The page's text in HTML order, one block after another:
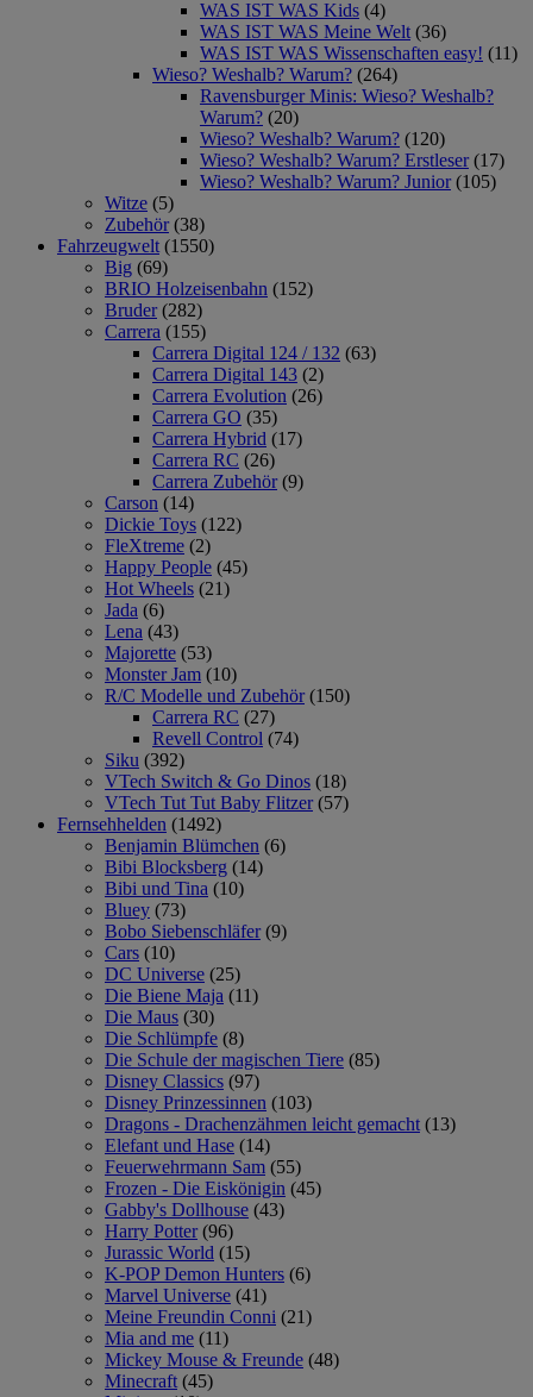
WAS IST WAS Kids (4)
WAS IST WAS Meine Welt (36)
WAS IST WAS Wissenschaften easy! (11)
Wieso? Weshalb? Warum? (264)
Ravensburger Minis: Wieso? Weshalb?
Warum? (20)
Wieso? Weshalb? Warum? (120)
Wieso? Weshalb? Warum? Erstleser (17)
Wieso? Weshalb? Warum? Junior (105)
Witze (5)
Zubehör (38)
Fahrzeugwelt (1550)
Big (69)
BRIO Holzeisenbahn (152)
Bruder (282)
Carrera (155)
Carrera Digital 124 / 132 (63)
Carrera Digital 143 (2)
Carrera Evolution (26)
Carrera GO (35)
Carrera Hybrid (17)
Carrera RC (26)
Carrera Zubehör (9)
Carson (14)
Dickie Toys (122)
FleXtreme (2)
Happy People (45)
Hot Wheels (21)
Jada (6)
Lena (43)
Majorette (53)
Monster Jam (10)
R/C Modelle und Zubehör (150)
Carrera RC (27)
Revell Control (74)
Siku (392)
VTech Switch & Go Dinos (18)
VTech Tut Tut Baby Flitzer (57)
Fernsehhelden (1492)
Benjamin Blümchen (6)
Bibi Blocksberg (14)
Bibi und Tina (10)
Bluey (73)
Bobo Siebenschläfer (9)
Cars (10)
DC Universe (25)
Die Biene Maja (11)
Die Maus (30)
Die Schlümpfe (8)
Die Schule der magischen Tiere (85)
Disney Classics (97)
Disney Prinzessinnen (103)
Dragons - Drachenzähmen leicht gemacht (13)
Elefant und Hase (14)
Feuerwehrmann Sam (55)
Frozen - Die Eiskönigin (45)
Gabby's Dollhouse (43)
Harry Potter (96)
Jurassic World (15)
K-POP Demon Hunters (6)
Marvel Universe (41)
Meine Freundin Conni (21)
Mia and me (11)
Mickey Mouse & Freunde (48)
Minecraft (45)